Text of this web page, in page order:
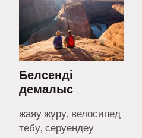
Белсенді
демалыс
жаяу жүру, велосипед
тебу, серуендеу